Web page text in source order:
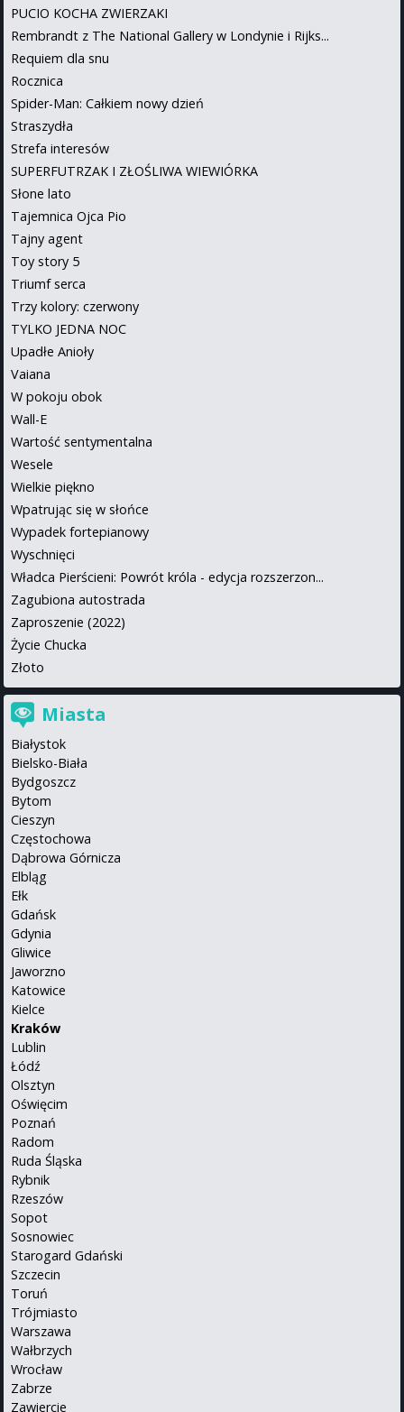
PUCIO KOCHA ZWIERZAKI
Rembrandt z The National Gallery w Londynie i Rijks...
Requiem dla snu
Rocznica
Spider-Man: Całkiem nowy dzień
Straszydła
Strefa interesów
SUPERFUTRZAK I ZŁOŚLIWA WIEWIÓRKA
Słone lato
Tajemnica Ojca Pio
Tajny agent
Toy story 5
Triumf serca
Trzy kolory: czerwony
TYLKO JEDNA NOC
Upadłe Anioły
Vaiana
W pokoju obok
Wall-E
Wartość sentymentalna
Wesele
Wielkie piękno
Wpatrując się w słońce
Wypadek fortepianowy
Wyschnięci
Władca Pierścieni: Powrót króla - edycja rozszerzon...
Zagubiona autostrada
Zaproszenie (2022)
Życie Chucka
Złoto
Miasta
Białystok
Bielsko-Biała
Bydgoszcz
Bytom
Cieszyn
Częstochowa
Dąbrowa Górnicza
Elbląg
Ełk
Gdańsk
Gdynia
Gliwice
Jaworzno
Katowice
Kielce
Kraków
Lublin
Łódź
Olsztyn
Oświęcim
Poznań
Radom
Ruda Śląska
Rybnik
Rzeszów
Sopot
Sosnowiec
Starogard Gdański
Szczecin
Toruń
Trójmiasto
Warszawa
Wałbrzych
Wrocław
Zabrze
Zawiercie